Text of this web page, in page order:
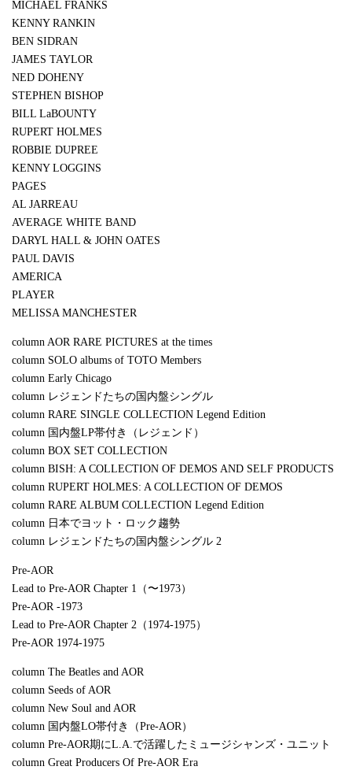
MICHAEL FRANKS
KENNY RANKIN
BEN SIDRAN
JAMES TAYLOR
NED DOHENY
STEPHEN BISHOP
BILL LaBOUNTY
RUPERT HOLMES
ROBBIE DUPREE
KENNY LOGGINS
PAGES
AL JARREAU
AVERAGE WHITE BAND
DARYL HALL & JOHN OATES
PAUL DAVIS
AMERICA
PLAYER
MELISSA MANCHESTER
column AOR RARE PICTURES at the times
column SOLO albums of TOTO Members
column Early Chicago
column レジェンドたちの国内盤シングル
column RARE SINGLE COLLECTION Legend Edition
column 国内盤LP帯付き（レジェンド）
column BOX SET COLLECTION
column BISH: A COLLECTION OF DEMOS AND SELF PRODUCTS
column RUPERT HOLMES: A COLLECTION OF DEMOS
column RARE ALBUM COLLECTION Legend Edition
column 日本でヨット・ロック趨勢
column レジェンドたちの国内盤シングル 2
Pre-AOR
Lead to Pre-AOR Chapter 1（〜1973）
Pre-AOR -1973
Lead to Pre-AOR Chapter 2（1974-1975）
Pre-AOR 1974-1975
column The Beatles and AOR
column Seeds of AOR
column New Soul and AOR
column 国内盤LO帯付き（Pre-AOR）
column Pre-AOR期にL.A.で活躍したミュージシャンズ・ユニット
column Great Producers Of Pre-AOR Era